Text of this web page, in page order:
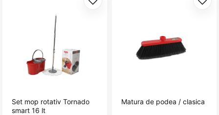
Adaugă la favorite
Set mop rotativ Tornado
smart 16 lt
Matura de podea / clasica